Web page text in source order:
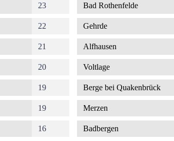
23
22
21
20
19
19
16
Bad Rothenfelde
Gehrde
Alfhausen
Voltlage
Berge bei Quakenbrück
Merzen
Badbergen